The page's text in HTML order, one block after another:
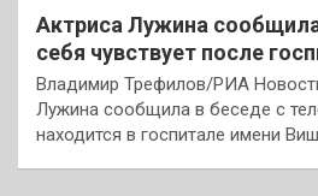
Актриса Лужина
себя чувствует после
Владимир Трефилов/РИА
Лужина сообщила в беседе с
находится в госпитале имени